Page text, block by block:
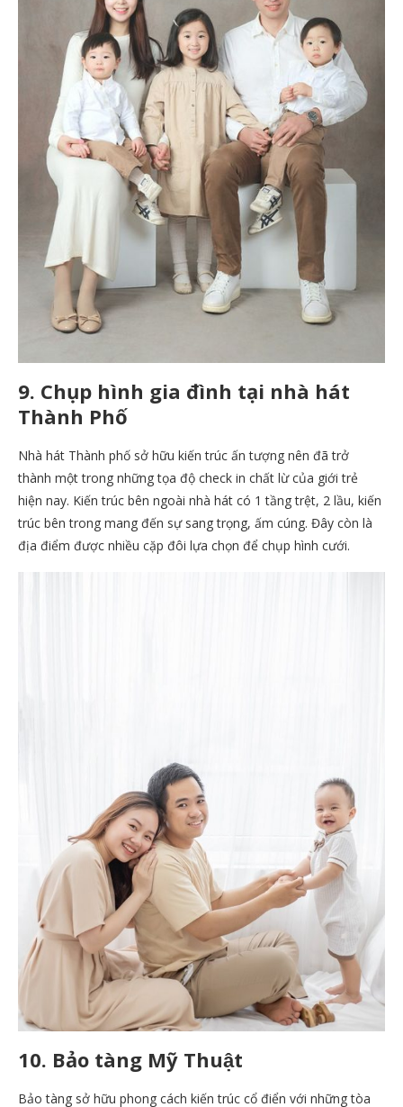
9. Chụp hình gia đình tại nhà hát
Thành Phố
Nhà hát Thành phố sở hữu kiến trúc ấn tượng nên đã trở
thành một trong những tọa độ check in chất lừ của giới trẻ
hiện nay. Kiến trúc bên ngoài nhà hát có 1 tầng trệt, 2 lầu, kiến
trúc bên trong mang đến sự sang trọng, ấm cúng. Đây còn là
địa điểm được nhiều cặp đôi lựa chọn để chụp hình cưới.
10. Bảo tàng Mỹ Thuật
Bảo tàng sở hữu phong cách kiến trúc cổ điển với những tòa